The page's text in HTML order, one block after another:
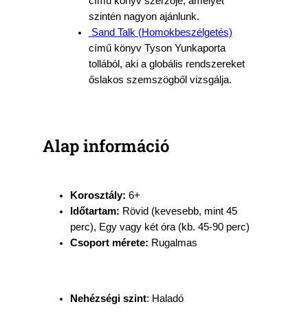
szintén nagyon ajánlunk.
Sand Talk (Homokbeszélgetés)
című könyv Tyson Yunkaporta
tollából, aki a globális rendszereket
őslakos szemszögből vizsgálja.
Alap információ
Korosztály: 6+
Időtartam: Rövid (kevesebb, mint 45
perc), Egy vagy két óra (kb. 45-90 perc)
Csoport mérete: Rugalmas
Nehézségi szint: Haladó